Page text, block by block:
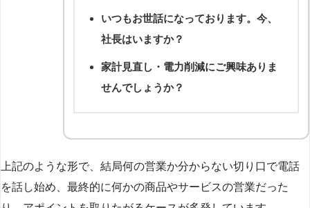
いつもお世話になっております。今、
社長はいますか？
家計見直し・電力削減にご興味ありま
せんでしょうか？
上記のような形で、結局何の営業か分からない切り口で電話
を話し始め、最終的に何かの商品やサービスの営業だった